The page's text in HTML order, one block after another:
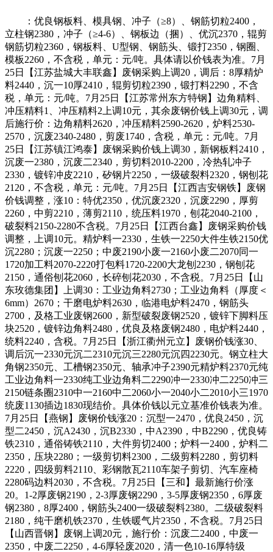
：优良钢板料、模具钢、冲子（≥8）、钢筋切粒2400，
立柱钢2380，冲子（≥4-6）、钢板边（捆）、优沉2370，辊剪
钢筋切粒2360，钢板料、U型钢、钢筋头、锻打2350，钢圈、
模板2260，不含税，单元：元/吨。具体请以价钱表为准。7月
25日【江苏盐城大丰联鑫】废钢采购上调20，调后：8厚精炉
料2440，沉一10厚2410，辊剪切粒2390，锻打料2290，不含
税，单元：元/吨。7月25日【江苏常州东方特钢】边角精料、
冲压精料1、冲压精料2上调10元，其余废钢价钱上调30元，调
后施行价：边角精料2620，冲压精料2590-2620，炉料2530-
2570，沉废2340-2480，剪废1740，含税，单元：元/吨。7月
25日【江苏镇江鸿泰】废钢采购价钱上调30，新钢板料2410，
沉废一2380，沉废二2340，剪切料2010-2200，冷热轧冲子
2330，镀锌冲皮2210，矽钢片2250，一级破裂料2320，钢刨花
2120，不含税，单元：元/吨。7月25日【江西吉安钢铁】废钢
价钱调整，涨10：特优2350，优沉废2320，沉废2290，厚剪
2260，中剪2210，薄剪2110，统压料1970，刨花2040-2100，
破裂料2150-2280不含税。7月25日【江西台鑫】废钢采购价钱
调整，上调10元。精炉料一2330，生铁一2250大件生铁2150优
沉2280；沉废一2250；中废2190小废一2160小废二2070同一
1720加工料2070-2220打包料1720-2200大龙刨2230，钢刨花
2150，通俗刨花2060，长碎刨花2030，不含税。7月25日【山
东玫德集团】上调30：工业边角料2730；工业边角料（厚度＜
6mm）2670；干磨电炉料2630，临港电炉料2470，钢筋头
2700，及格工业废钢2600，新型破裂废钢2520，镀锌下脚料压
块2520，镀锌边角料2480，优良及格废钢2480，电炉料2440，
统料2240，含税。7月25日【浙江衢州元立】废钢价钱涨30、
调后沉一2330元沉二2310元沉三2280元沉四2230元。钢立柱大
角钢2350元、工槽钢2350元、轴承冲子2390元精炉料2370元纯
工业边角料一2330纯工业边角料二2290冲一2330冲二2250冲三
2150链条圈2310中一2160中二2060小一2040小二2010小三1970
统废1130插边1830现结价。具体价钱以元立基准价钱表为准。
7月25日【燕钢】废钢价钱涨20：沉型一2470，优良2450，沉
型二2450，沉A2430，沉B2330，中A2390，中B2290，优良铸
铁2310，通俗铸铁2110，大件剪切2400；炉料一2400，炉料二
2350，压块2280；一级剪切料2300，二级剪料2280，剪切料
2220，四级剪料2110、彩钢散瓦2110车架子剪切、汽车座椅
2280码边料2030，不含税。7月25日【三和】最新施行价涨
20。1-2厚废钢2190，2-3厚废钢2290，3-5厚废钢2350，6厚废
钢2380，8厚2400，钢筋头2400一级破裂料2380。二级破裂料
2180，纯干磨机铁2370，生铁暖气片2350，不含税。7月25日
【山西晋钢】废钢上调20元，施行价：沉废二2400，中废一
2350，中废二2250，4-6厚轻废2020，清一色10-16厚特级